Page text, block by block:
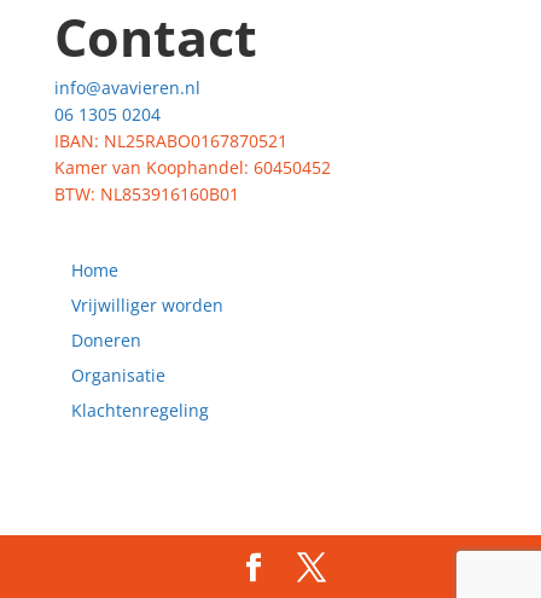
Contact
info@avavieren.nl
06 1305 0204
IBAN: NL25RABO0167870521
Kamer van Koophandel: 60450452
BTW: NL853916160B01
Home
Vrijwilliger worden
Doneren
Organisatie
Klachtenregeling